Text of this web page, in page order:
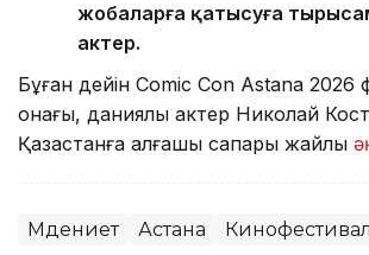
жобаларға қатысуға
актер.
Бұған дейін Comic Con Astana 2026
қонағы, даниялық актер Николай
Қазақстанға алғашқы сапары жайлы
Мәдениет Астана